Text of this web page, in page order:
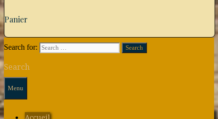
Panier
Search for:
Search
Menu
Accueil